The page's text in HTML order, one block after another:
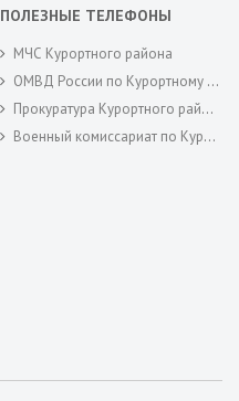
ПОЛЕЗНЫЕ ТЕЛЕФОНЫ
МЧС Курортного района
ОМВД России по Курортному району
Прокуратура Курортного района
Военный комиссариат по Курортному районам города Санкт-Петербурга